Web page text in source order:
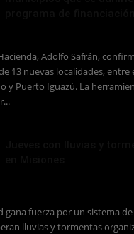
Adolfo Safrán,
13 nuevas localidades, entre
y Puerto Iguazú. La
gana fuerza por un sistema de
lluvias y tormentas